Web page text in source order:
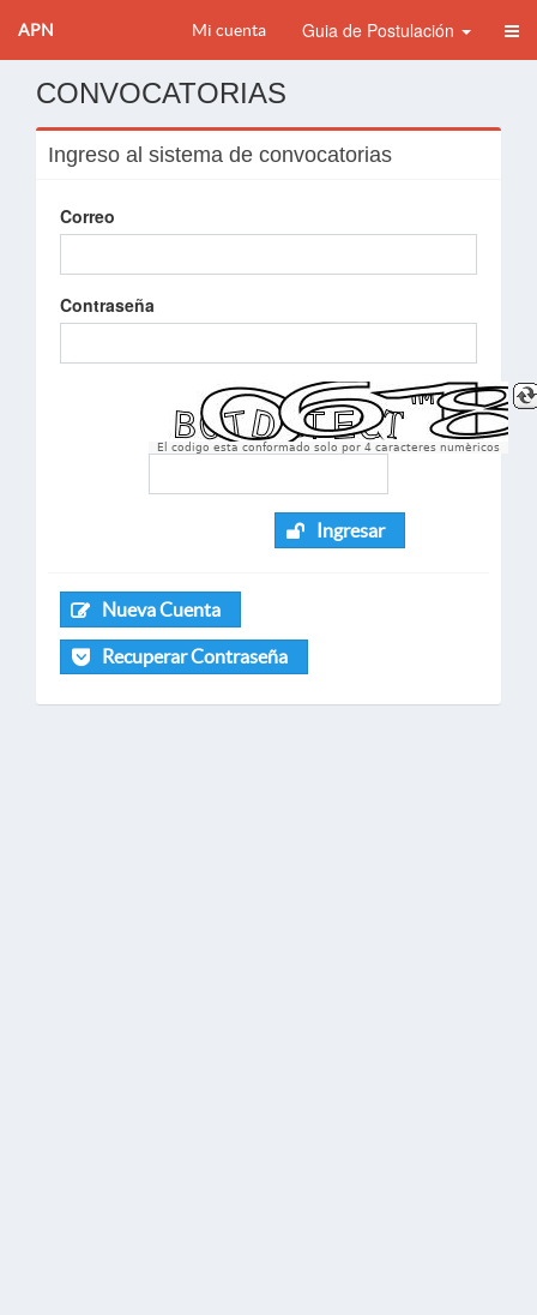
APN Mi cuenta Guia de Postulación
CONVOCATORIAS
Ingreso al sistema de convocatorias
Correo
Contraseña
El codigo esta conformado solo por 4 caracteres numèricos
Ingresar
Nueva Cuenta
Recuperar Contraseña